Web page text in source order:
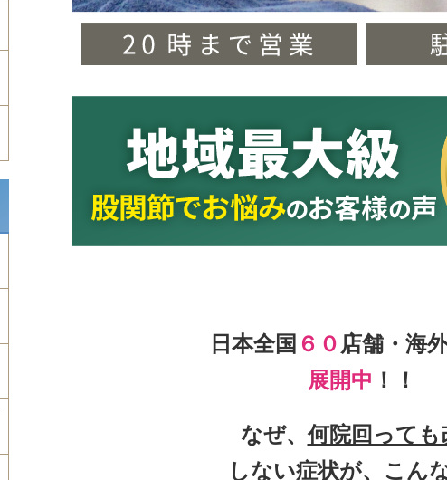
日本全国 ６０ 店舗・海
展開中 ！！
なぜ、何院回っても
しない症状が、こん